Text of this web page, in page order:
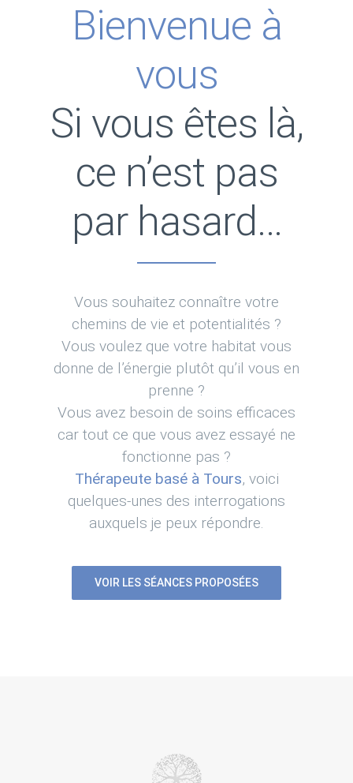
Bienvenue à
vous
Si vous êtes là,
ce n’est pas
par hasard…
Vous souhaitez connaître votre
chemins de vie et potentialités ?
Vous voulez que votre habitat vous
donne de l’énergie plutôt qu’il vous en
prenne ?
Vous avez besoin de soins efficaces
car tout ce que vous avez essayé ne
fonctionne pas ?
Thérapeute basé à Tours, voici
quelques-unes des interrogations
auxquels je peux répondre.
VOIR LES SÉANCES PROPOSÉES